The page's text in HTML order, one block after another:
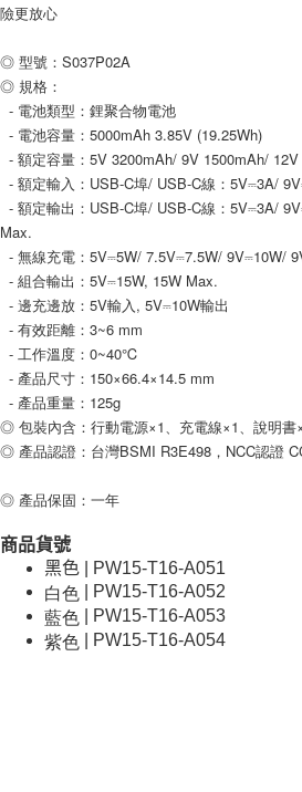
險更放心
◎ 型號：S037P02A
◎ 規格：
- 電池類型：鋰聚合物電池
- 電池容量：5000mAh 3.85V (19.25Wh)
- 額定容量：5V 3200mAh/ 9V 1500mAh/
- 額定輸入：USB-C埠/ USB-C線：5V⎓3A/
- 額定輸出：USB-C埠/ USB-C線：5V⎓3A/
Max.
- 無線充電：5V⎓5W/ 7.5V⎓7.5W/ 9V⎓10W/
- 組合輸出：5V⎓15W, 15W Max.
- 邊充邊放：5V輸入, 5V⎓10W輸出
- 有效距離：3~6 mm
- 工作溫度：0~40℃
- 產品尺寸：150×66.4×14.5 mm
- 產品重量：125g
◎ 包裝內含：行動電源×1、充電線×1、說明書
◎ 產品認證：台灣BSMI R3E498，NCC認證
◎ 產品保固：一年
商品貨號
黑色 | PW15-T16-A051
白色 | PW15-T16-A052
藍色 | PW15-T16-A053
紫色 | PW15-T16-A054